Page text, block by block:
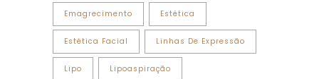
Emagrecimento Estética
Estética Facial Linhas De Expressão
Lipo Lipoaspiração